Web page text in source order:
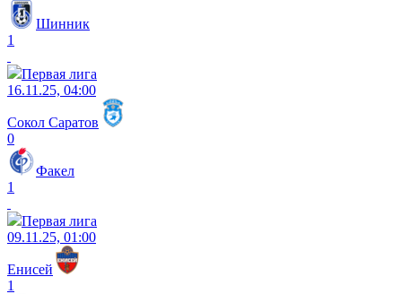
Шинник
1
Первая лига
16.11.25, 04:00
Сокол Саратов
0
Факел
1
Первая лига
09.11.25, 01:00
Енисей
1